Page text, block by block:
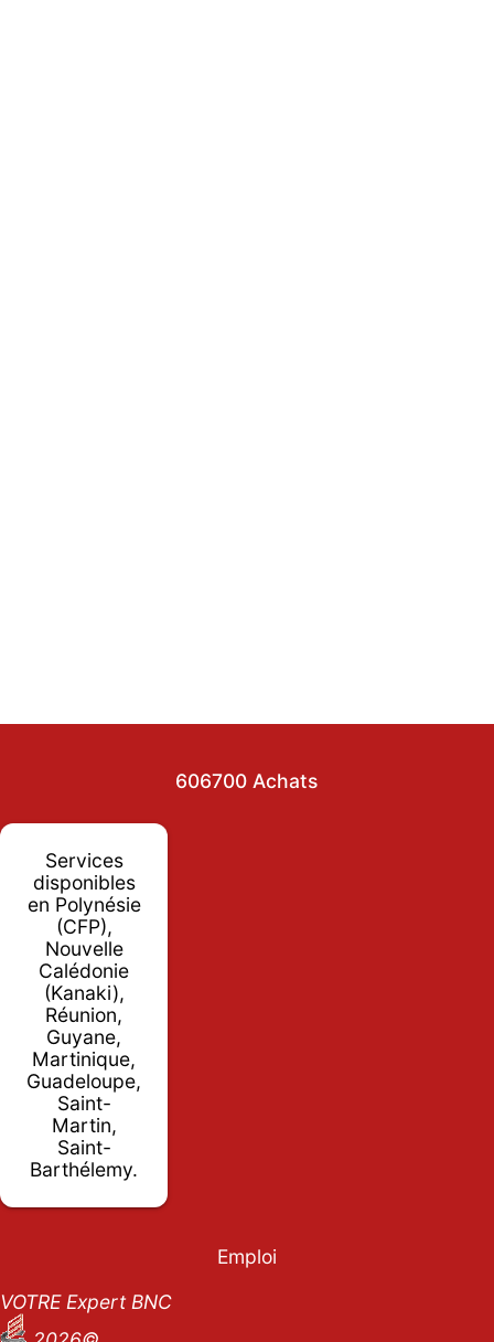
606700 Achats
Services
disponibles
en Polynésie
(CFP),
Nouvelle
Calédonie
(Kanaki),
Réunion,
Guyane,
Martinique,
Guadeloupe,
Saint-
Martin,
Saint-
Barthélemy.
Emploi
VOTRE Expert BNC